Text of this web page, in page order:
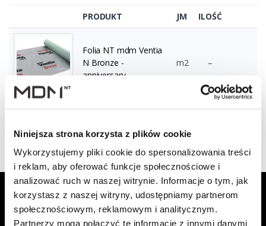
Niniejsza strona korzysta z plików cookie
Wykorzystujemy pliki cookie do spersonalizowania treści
i reklam, aby oferować funkcje społecznościowe i
analizować ruch w naszej witrynie. Informacje o tym, jak
korzystasz z naszej witryny, udostępniamy partnerom
społecznościowym, reklamowym i analitycznym.
Partnerzy mogą połączyć te informacje z innymi danymi
PRODUKT JM ILOŚĆ
Folia NT mdm Ventia
N Bronze -
anniversary
m2 –
Zapisz się do Newslettera, aby
otrzymywać informacje o aktualnych